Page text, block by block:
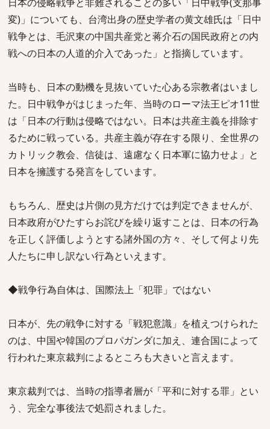
変)」についても、台湾出身の歴史学者の黄文雄氏は「日中
戦争とは、毛沢東の中国共産党と蒋介石の国民政府との内
戦への日本の人道的介入であった」と指摘しています。
当時も、日本の動機を見抜いていた心ある宗教者はいまし
た。日中戦争がはじまった年、当時のローマ法王ピオ11世
は「日本の行動は侵略ではない。日本は共産主義を排除す
るために戦っている。共産主義が存在する限り、全世界の
カトリック教会、信徒は、遠慮なく日本軍に協力せよ」と
日本を擁護する発言をしています。
もちろん、歴史は片側の見方だけでは判定できませんが、
日本政府がひたすらお詫びを繰り返すことは、日本の行為
を正しく評価しようとする諸外国の方々、そして何より先
人たちに申し訳ない行為といえます。
◆戦争行為自体は、国際法上「犯罪」ではない
日本が、先の戦争に対する「戦犯意識」を植えつけられた
のは、中国や韓国のプロパガンダに加え、連合国によって
行われた東京裁判によるところも大きいと言えます。
東京裁判では、当時の指導者層が「平和に対する罪」とい
う、完全な事後法で処罰されました。